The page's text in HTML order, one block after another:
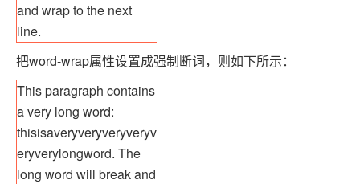
and wrap to the next
line.
把word-wrap属性设置成强制断词，则如下所示：
This paragraph contains
a very long word:
thisisaveryveryveryveryv
eryverylongword. The
long word will break and